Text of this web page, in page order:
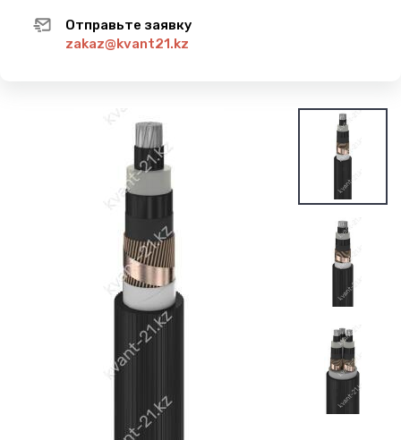
Отправьте заявку
zakaz@kvant21.kz